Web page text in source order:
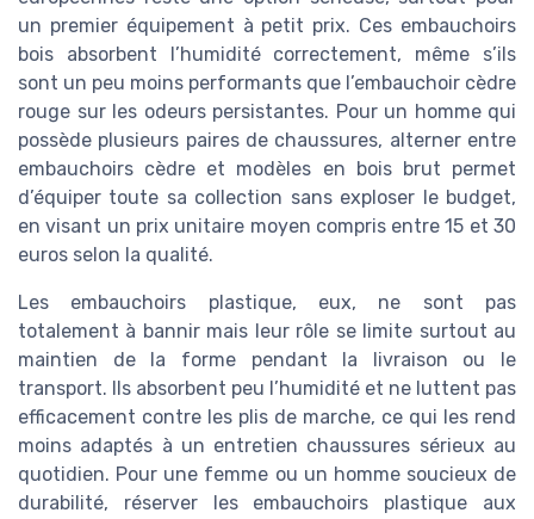
un premier équipement à petit prix. Ces embauchoirs
bois absorbent l’humidité correctement, même s’ils
sont un peu moins performants que l’embauchoir cèdre
rouge sur les odeurs persistantes. Pour un homme qui
possède plusieurs paires de chaussures, alterner entre
embauchoirs cèdre et modèles en bois brut permet
d’équiper toute sa collection sans exploser le budget,
en visant un prix unitaire moyen compris entre 15 et 30
euros selon la qualité.
Les embauchoirs plastique, eux, ne sont pas
totalement à bannir mais leur rôle se limite surtout au
maintien de la forme pendant la livraison ou le
transport. Ils absorbent peu l’humidité et ne luttent pas
efficacement contre les plis de marche, ce qui les rend
moins adaptés à un entretien chaussures sérieux au
quotidien. Pour une femme ou un homme soucieux de
durabilité, réserver les embauchoirs plastique aux